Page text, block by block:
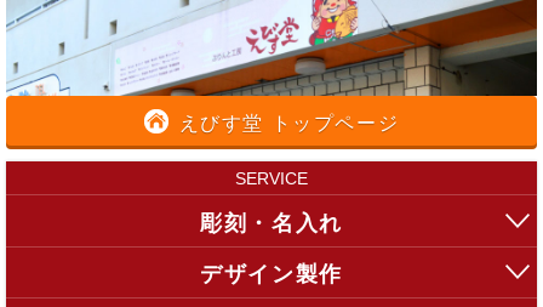
えびす堂 トップページ
SERVICE
彫刻・名入れ
デザイン製作